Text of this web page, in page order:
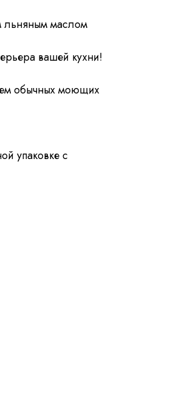
льняным маслом
вашей кухни!
обычных моющих
упаковке с